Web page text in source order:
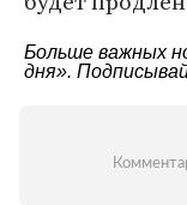
Больше важных
дня».